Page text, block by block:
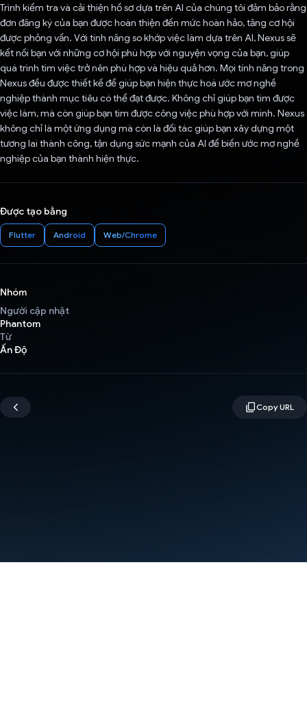
Trình kiểm tra và cải thiện hồ sơ dựa trên AI của chúng tôi đảm bảo rằng
đơn đăng ký của bạn được hoàn thiện đến mức hoàn hảo, tăng cơ hội
được phỏng vấn. Với tính năng so khớp việc làm dựa trên AI, Nexus sẽ
kết nối bạn với những cơ hội phù hợp với nguyện vọng của bạn, giúp
quá trình tìm việc trở nên phù hợp và hiệu quả hơn. Mọi tính năng trong
Nexus đều được thiết kế để giúp bạn hiện thực hoá ước mơ nghề
nghiệp thành mục tiêu có thể đạt được. Không chỉ giúp bạn tìm được
việc làm, mà còn giúp bạn tìm được công việc phù hợp với mình. Nexus
không chỉ là một ứng dụng mà còn là đối tác giúp bạn xây dựng một
tương lai thành công, tận dụng sức mạnh của AI để biến ước mơ nghề
nghiệp của bạn thành hiện thực.
Được tạo bằng
Flutter Android Web/Chrome
Nhóm
Người cập nhật
Phantom
Từ
Ấn Độ